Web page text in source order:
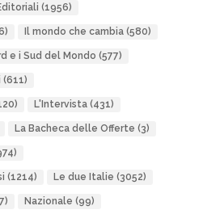
(1956)
Il mondo che cambia(580)
e i Sud del Mondo (577)
(611)
L'Intervista(431)
La Bacheca delle Offerte (3)
(1214) Le due Italie (3052)
Nazionale (99)